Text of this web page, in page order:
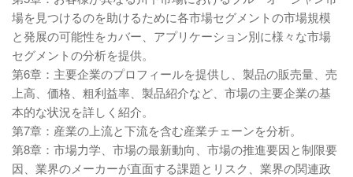
場を見つけるのを助けるために各市場セグメントの市場規模
と発展の可能性をカバー、アプリケーション別に様々な市場
セグメントの分析を提供。
第6章：主要企業のプロフィールを提供し、製品の販売量、売
上高、価格、粗利益率、製品紹介など、市場の主要企業の基
本的な状況を詳しく紹介。
第7章：産業の上流と下流を含む産業チェーンを分析。
第8章：市場力学、市場の最新動向、市場の推進要因と制限要
因、業界のメーカーが直面する課題とリスク、業界の関連政